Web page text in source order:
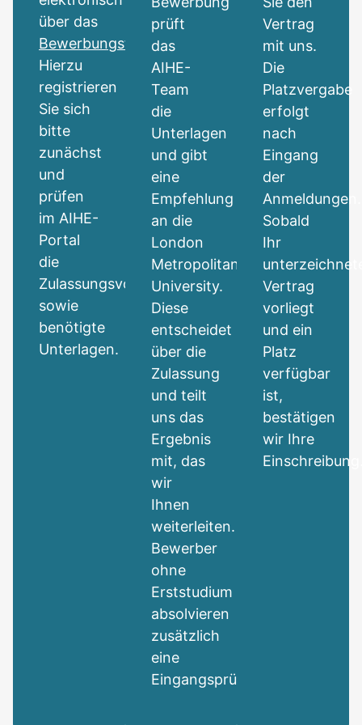
über das
Bewerbungsformular
Hierzu
registrieren
Sie sich
bitte
zunächst
und
prüfen
im AIHE-
Portal
die
Zulassungsvoraussetzungen
sowie
benötigte
Unterlagen.
prüft
das
AIHE-
Team
die
Unterlagen
und gibt
eine
Empfehlung
an die
London
Metropolitan
University.
Diese
entscheidet
über die
Zulassung
und teilt
uns das
Ergebnis
mit, das
wir
Ihnen
weiterleiten.
Bewerber
ohne
Erststudium
absolvieren
zusätzlich
eine
Eingangsprüfung.
Vertrag
mit uns.
Die
Platzvergabe
erfolgt
nach
Eingang
der
Anmeldungen.
Sobald
Ihr
Vertrag
vorliegt
und ein
Platz
verfügbar
ist,
bestätigen
wir Ihre